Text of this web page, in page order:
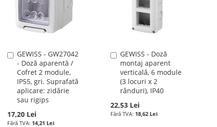
DORINTE
GEWISS - GW27042
- Doză aparentă /
Cofret 2 module,
IP55, gri. Suprafată
aplicare: zidărie
sau rigips
17,20 Lei
14,21 Lei
Adauga
în
cos
GEWISS - Doză
montaj aparent
verticală, 6 module
(3 locuri x 2
rânduri), IP40
22,53 Lei
18,62 Lei
Adauga
în
cos